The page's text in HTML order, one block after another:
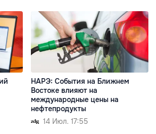
НАРЭ: События на Ближнем
Востоке влияют на
международные цены на
нефтепродукты
14 Июл. 17:55